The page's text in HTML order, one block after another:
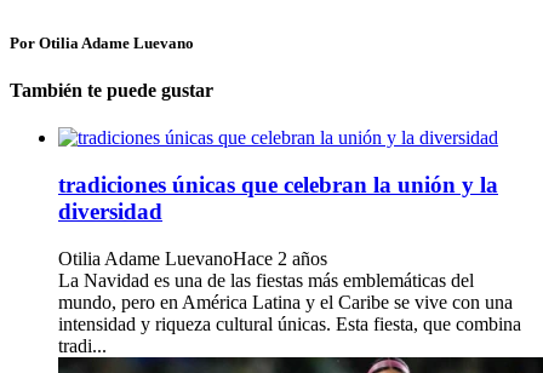
Por Otilia Adame Luevano
También te puede gustar
tradiciones únicas que celebran la unión y la
diversidad
Otilia Adame LuevanoHace 2 años
La Navidad es una de las fiestas más emblemáticas del
mundo, pero en América Latina y el Caribe se vive con una
intensidad y riqueza cultural únicas. Esta fiesta, que combina
tradi...